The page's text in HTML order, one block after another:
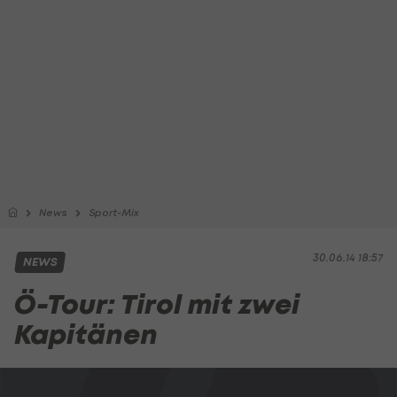
News Sport-Mix
30.06.14 18:57
NEWS
Ö-Tour: Tirol mit zwei
Kapitänen